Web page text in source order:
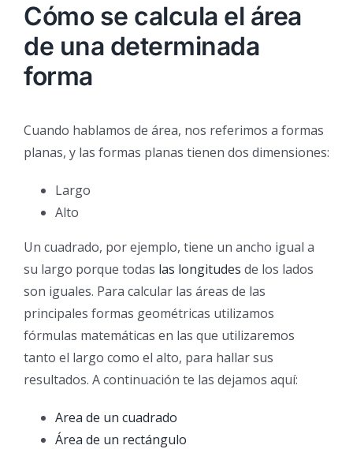
Cómo se calcula el área
de una determinada
forma
Cuando hablamos de área, nos referimos a formas
planas, y las formas planas tienen dos dimensiones:
Largo
Alto
Un cuadrado, por ejemplo, tiene un ancho igual a
su largo porque todas las longitudes de los lados
son iguales. Para calcular las áreas de las
principales formas geométricas utilizamos
fórmulas matemáticas en las que utilizaremos
tanto el largo como el alto, para hallar sus
resultados. A continuación te las dejamos aquí:
Area de un cuadrado
Área de un rectángulo